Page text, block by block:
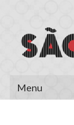
Menu